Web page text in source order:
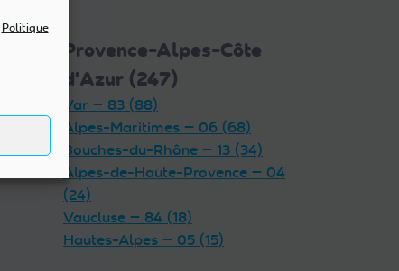
Politique
Provence-Alpes-Côte
d'Azur (247)
Var — 83 (88)
Alpes-Maritimes — 06 (68)
Bouches-du-Rhône — 13 (34)
Alpes-de-Haute-Provence — 04
(24)
Vaucluse — 84 (18)
Hautes-Alpes — 05 (15)